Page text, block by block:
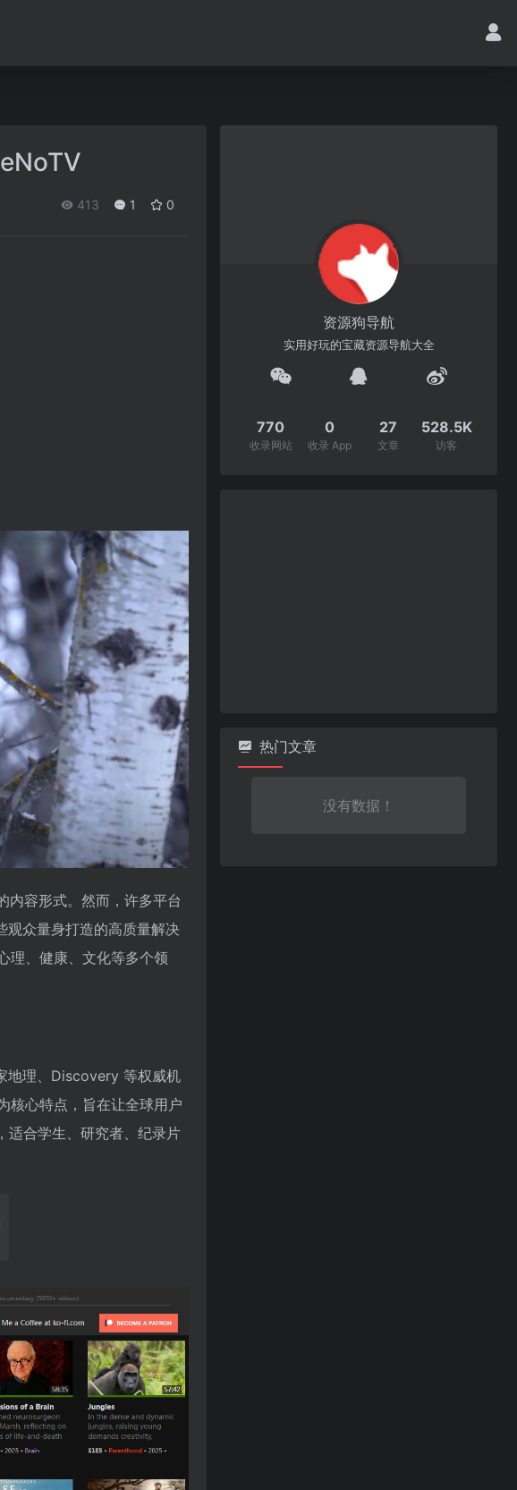
413 1 0
内容形式。然而，许多平台
观众量身打造的高质量解决
理、健康、文化等多个领
地理、Discovery 等权威机
核心特点，旨在让全球用户
适合学生、研究者、纪录片
资源狗导航
实用好玩的宝藏资源导航大全
770
收录网站
0
收录 App
27
文章
528.5K
访客
热门文章
没有数据！